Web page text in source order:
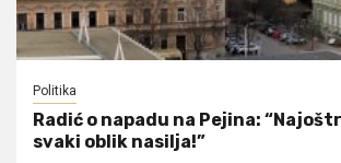
Politika
Radić o napadu na Pejina:
svaki oblik nasilja!”